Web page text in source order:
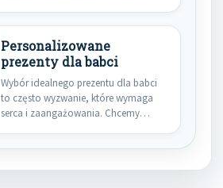
Personalizowane
prezenty dla babci
Wybór idealnego prezentu dla babci
to często wyzwanie, które wymaga
serca i zaangażowania. Chcemy